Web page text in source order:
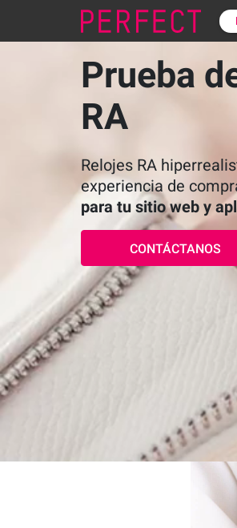
Prueba
RA
Relojes RA
experiencia de
para tu sitio web y
CONTÁCTANOS